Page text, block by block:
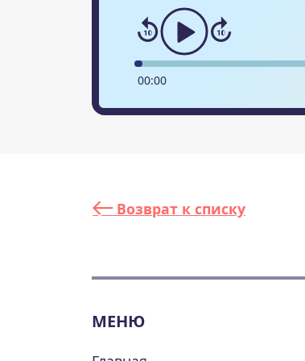
00:00
Возврат к списку
МЕНЮ